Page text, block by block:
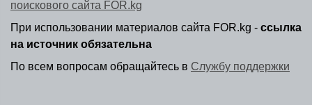
поискового сайта FOR.kg
При использовании материалов сайта FOR.kg - ссылка
на источник обязательна
По всем вопросам обращайтесь в Службу поддержки